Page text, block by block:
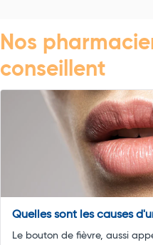
Nos
conseillent
Quelles sont les causes
Le bouton de fièvre, aussi